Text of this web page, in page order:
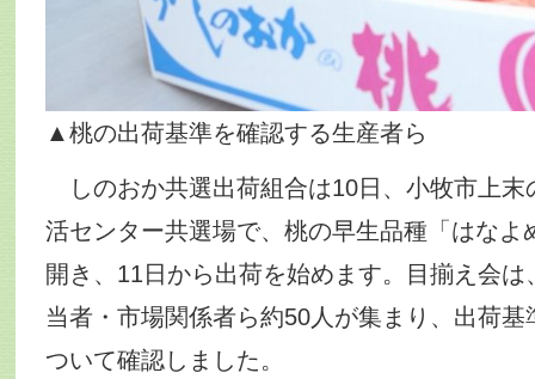
▲桃の出荷基準を確認する生産者ら
しのおか共選出荷組合は10日、小牧市上末
活センター共選場で、桃の早生品種「はなよ
開き、11日から出荷を始めます。目揃え会は
当者・市場関係者ら約50人が集まり、出荷
ついて確認しました。